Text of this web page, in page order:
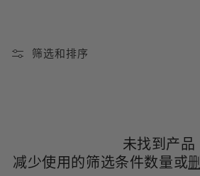
筛选和排序
未找到产品
减少使用的筛选条件数量或